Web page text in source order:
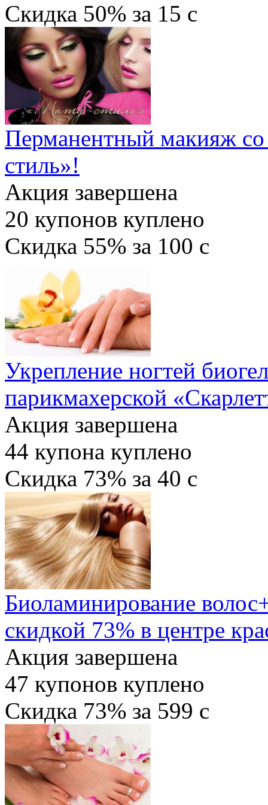
Скидка 50% за 15 c
Перманентный макияж со
стиль»!
Акция завершена
20 купонов куплено
Скидка 55% за 100 c
Укрепление ногтей
парикмахерской
Акция завершена
44 купона куплено
Скидка 73% за 40 c
Биоламинирование
скидкой 73% в центре
Акция завершена
47 купонов куплено
Скидка 73% за 599 c